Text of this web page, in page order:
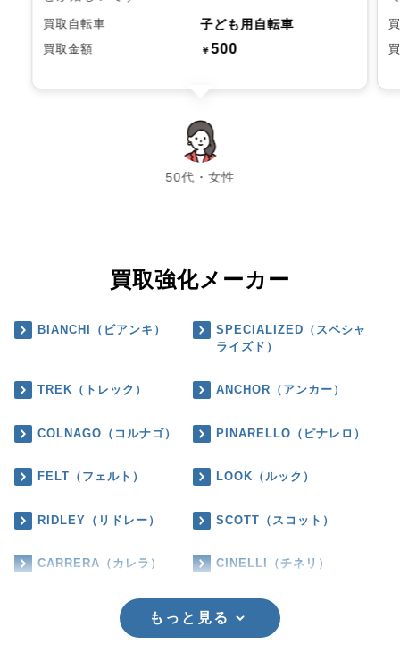
買取自転車 子ども用自転車
買取金額 ￥500
50代・女性
chevron_left chevron_right
買取強化メーカー
BIANCHI（ビアンキ）
SPECIALIZED（スペシャ
ライズド）
TREK（トレック） ANCHOR（アンカー）
COLNAGO（コルナゴ） PINARELLO（ピナレロ）
FELT（フェルト） LOOK（ルック）
RIDLEY（リドレー） SCOTT（スコット）
CARRERA（カレラ） CINELLI（チネリ）
もっと見る